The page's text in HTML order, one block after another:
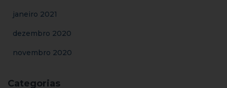
janeiro 2021
dezembro 2020
novembro 2020
Categorias